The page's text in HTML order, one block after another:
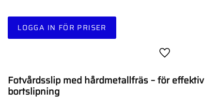
LOGGA IN FÖR PRISER
Lägg till i
Fotvårdsslip med hårdmetallfräs – för effektiv
bortslipning